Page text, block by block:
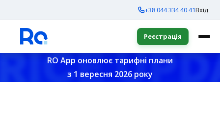
+38 044 334 40 41Вхід
Реєстрація
RO App оновлює тарифні плани
з 1 вересня 2026 року